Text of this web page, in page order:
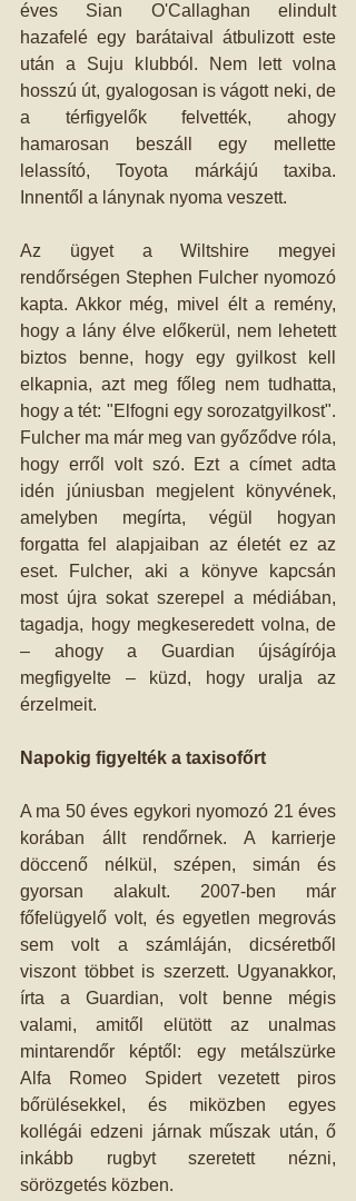
éves Sian O'Callaghan elindult
hazafelé egy barátaival átbulizott este
után a Suju klubból. Nem lett volna
hosszú út, gyalogosan is vágott neki, de
a térfigyelők felvették, ahogy
hamarosan beszáll egy mellette
lelassító, Toyota márkájú taxiba.
Innentől a lánynak nyoma veszett.
Az ügyet a Wiltshire megyei
rendőrségen Stephen Fulcher nyomozó
kapta. Akkor még, mivel élt a remény,
hogy a lány élve előkerül, nem lehetett
biztos benne, hogy egy gyilkost kell
elkapnia, azt meg főleg nem tudhatta,
hogy a tét: "Elfogni egy sorozatgyilkost".
Fulcher ma már meg van győződve róla,
hogy erről volt szó. Ezt a címet adta
idén júniusban megjelent könyvének,
amelyben megírta, végül hogyan
forgatta fel alapjaiban az életét ez az
eset. Fulcher, aki a könyve kapcsán
most újra sokat szerepel a médiában,
tagadja, hogy megkeseredett volna, de
– ahogy a Guardian újságírója
megfigyelte – küzd, hogy uralja az
érzelmeit.
Napokig figyelték a taxisofőrt
A ma 50 éves egykori nyomozó 21 éves
korában állt rendőrnek. A karrierje
döccenő nélkül, szépen, simán és
gyorsan alakult. 2007-ben már
főfelügyelő volt, és egyetlen megrovás
sem volt a számláján, dicséretből
viszont többet is szerzett. Ugyanakkor,
írta a Guardian, volt benne mégis
valami, amitől elütött az unalmas
mintarendőr képtől: egy metálszürke
Alfa Romeo Spidert vezetett piros
bőrülésekkel, és miközben egyes
kollégái edzeni járnak műszak után, ő
inkább rugbyt szeretett nézni,
sörözgetés közben.